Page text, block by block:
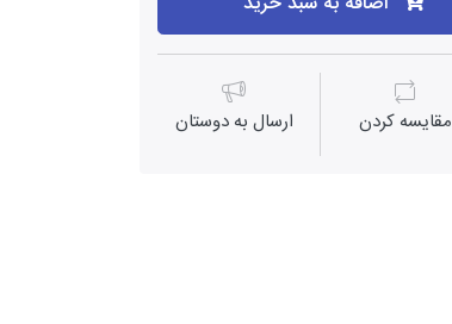
مقايسه كردن ارسال به دوستان